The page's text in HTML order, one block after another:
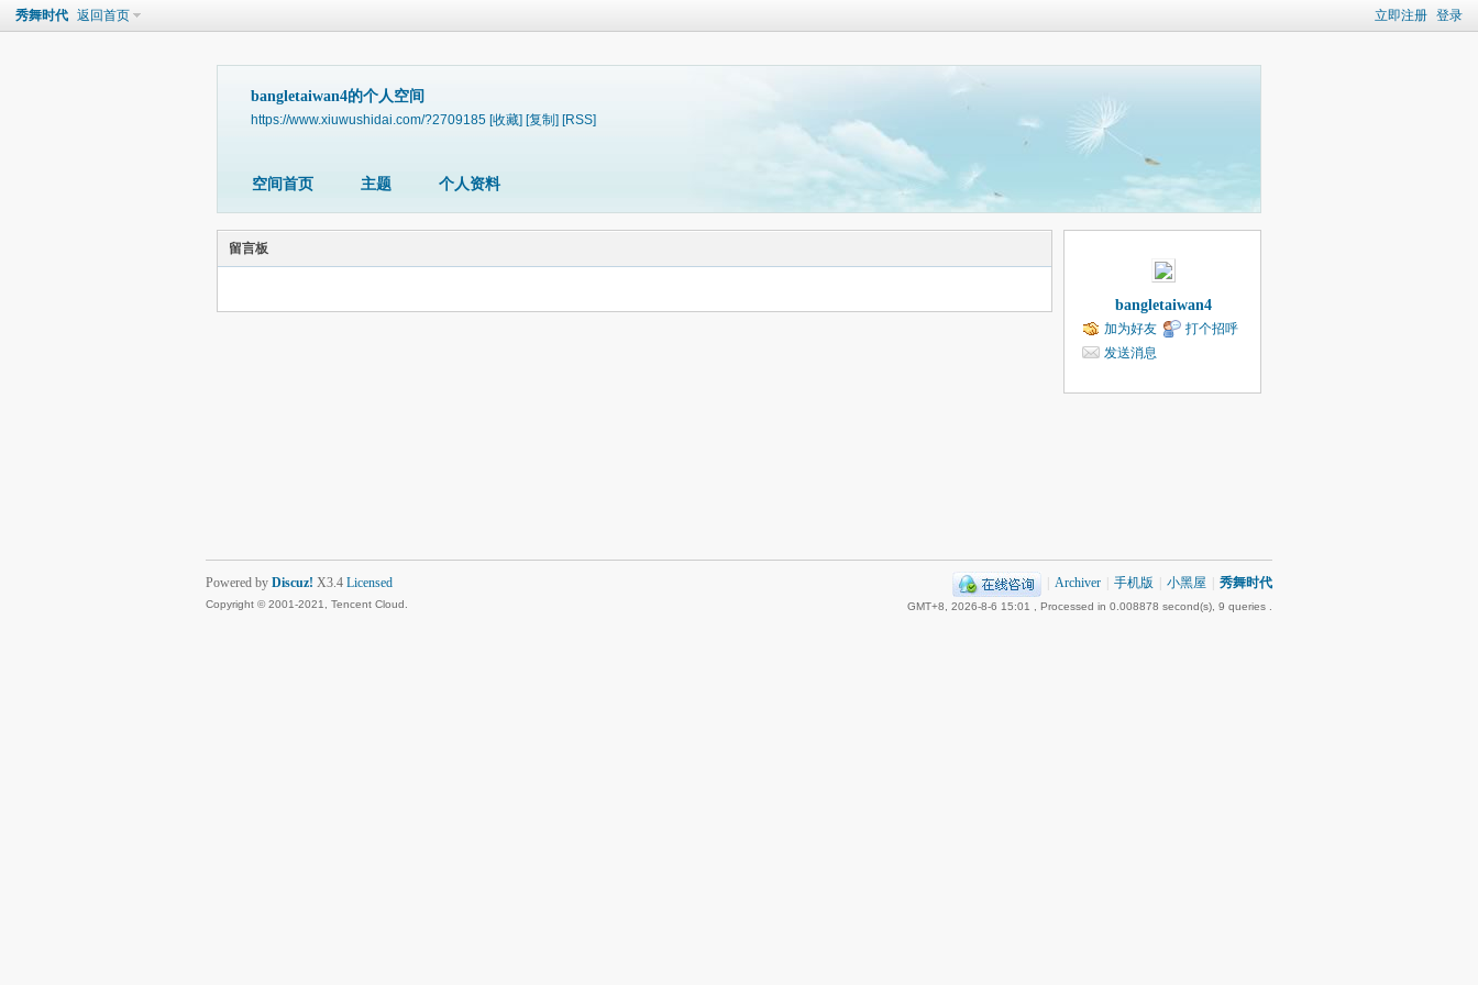
立即注册 登录
秀舞时代 返回首页
bangletaiwan4的个人空间
https://www.xiuwushidai.com/?2709185 [收藏] [复制] [RSS]
空间首页 主题 个人资料
留言板
bangletaiwan4
加为好友
打个招呼
发送消息
Archiver 手机版 小黑屋 秀舞时代
GMT+8, 2026-8-6 15:01 , Processed in 0.008878 second(s), 9 queries .
Powered by Discuz! X3.4 Licensed
Copyright © 2001-2021, Tencent Cloud.